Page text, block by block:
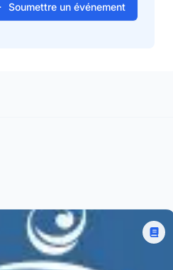
Soumettre un événement